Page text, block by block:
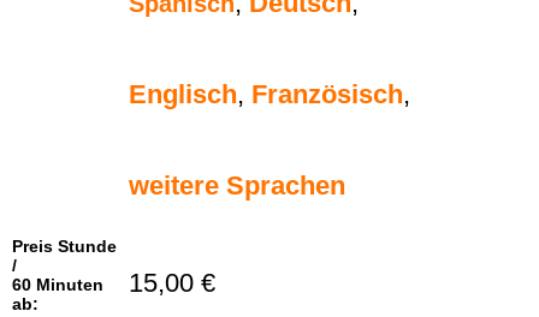
Englisch, Französisch,
weitere Sprachen
Preis Stunde
/
60 Minuten
ab:
15,00 €